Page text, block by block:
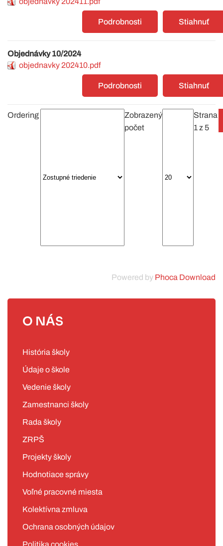
Stiahnuť
Podrobnosti
Objednávky 10/2024
objednavky 202410.pdf
Stiahnuť
Podrobnosti
Ordering
Zobrazený
počet
Strana
1 z 5
Powered by Phoca Download
O NÁS
História školy
Údaje o škole
Vedenie školy
Zamestnanci školy
Rada školy
ZRPŠ
Projekty školy
Hodnotiace správy
Voľné pracovné miesta
Kolektívna zmluva
Ochrana osobných údajov
Politika cookies